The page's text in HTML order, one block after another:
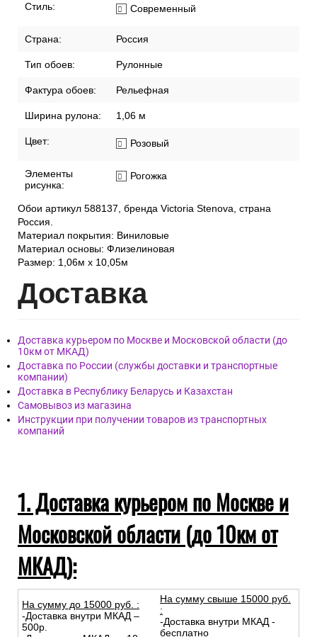
Стиль: Современный
Страна: Россия
Тип обоев: Рулонные
Фактура обоев: Рельефная
Ширина рулона: 1,06 м
Цвет: Розовый
Элементы
рисунка:
Рогожка
Обои артикул 588137, бренда Victoria Stenova, страна
Россия.
Материал покрытия: Виниловые
Материал основы: Флизелиновая
Размер: 1,06м х 10,05м
Доставка
Доставка курьером по Москве и Московской области (до
10км от МКАД)
Доставка по России (службы доставки и транспортные
компании)
Доставка в Республику Беларусь и Казахстан
Самовывоз из магазина
Инструкции при получении товаров из транспортных
компаний
1. Доставка курьером по Москве и
Московской области (до 10км от
МКАД):
На сумму до 15000 руб. :
-Доставка внутри МКАД –
500р.
На сумму свыше 15000 руб.
:
-Доставка внутри МКАД -
бесплатно